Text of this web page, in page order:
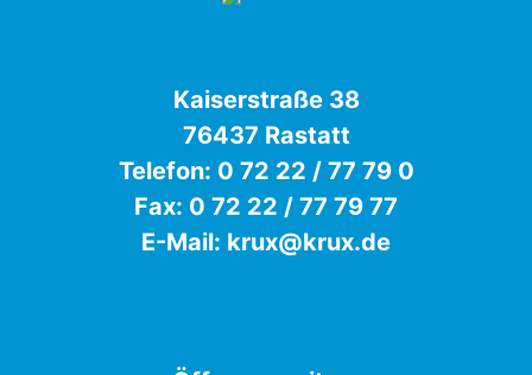
Kaiserstraße 38
76437 Rastatt
Telefon: 0 72 22 / 77 79 0
Fax: 0 72 22 / 77 79 77
E-Mail: krux@krux.de